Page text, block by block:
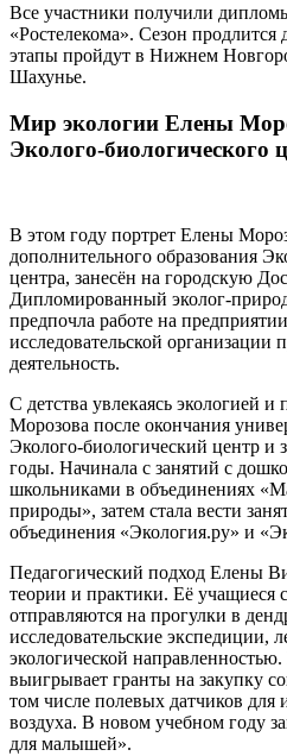
Все участники получили
«Ростелекома». Сезон
этапы пройдут в Нижнем
Шахунье.
Мир экологии Елены
Эколого-биологического
В этом году портрет Елены
дополнительного образования
центра, занесён на городскую
Дипломированный эколог-
предпочла работе на
исследовательской организации
деятельность.
С детства увлекаясь экологией и
Морозова после окончания
Эколого-биологический центр и
годы. Начинала с занятий с
школьниками в объединениях
природы», затем стала вести
объединения «Экология.ру» и
Педагогический подход Елены
теории и практики. Её учащиеся
отправляются на прогулки в
исследовательские экспедиции,
экологической
выигрывает гранты на закупку
том числе полевых датчиков
воздуха. В новом учебном году
для малышей».